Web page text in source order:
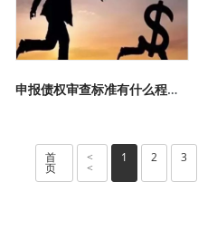
申报债权审查标准有什么程序吗
首
页
<
<
1 2 3